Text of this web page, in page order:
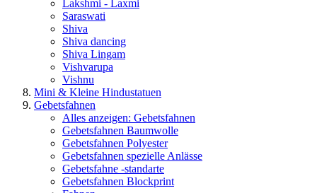
Lakshmi - Laxmi
Saraswati
Shiva
Shiva dancing
Shiva Lingam
Vishvarupa
Vishnu
Mini & Kleine Hindustatuen
Gebetsfahnen
Alles anzeigen: Gebetsfahnen
Gebetsfahnen Baumwolle
Gebetsfahnen Polyester
Gebetsfahnen spezielle Anlässe
Gebetsfahne -standarte
Gebetsfahnen Blockprint